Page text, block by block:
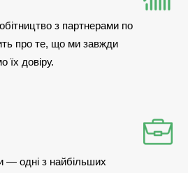
з партнерами по
про те, що ми завжди
їх довіру.
— одні з найбільших